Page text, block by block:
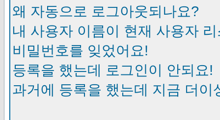
왜 자동으로 로그아웃되나요?
내 사용자 이름이 현재 사용자
비밀번호를 잊었어요!
등록을 했는데 로그인이 안되요!
과거에 등록을 했는데 지금 더이